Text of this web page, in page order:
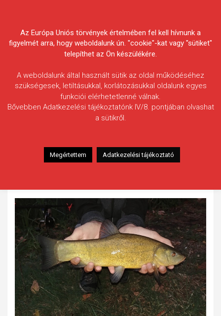
Egyesületek Szövetsége
Uhrin Mihály
Halfaj: Compó
Fogott hal adatai: 0,8 kg / 34 cm
Az Európa Uniós törvények értelmében fel kell hívnunk a
figyelmét arra, hogy weboldalunk ún. "cookie"-kat vagy "sütiket"
telepíthet az Ön készülékére.
A weboldalunk által használt sütik az oldal működéséhez
szükségesek, letiltásukkal, korlátozásukkal oldalunk egyes
funkciói elérhetetlenné válnak.
Bővebben Adatkezelési tájékoztatónk IV/8. pontjában olvashat
a sütikről.
Megértettem Adatkezelési tájékoztató